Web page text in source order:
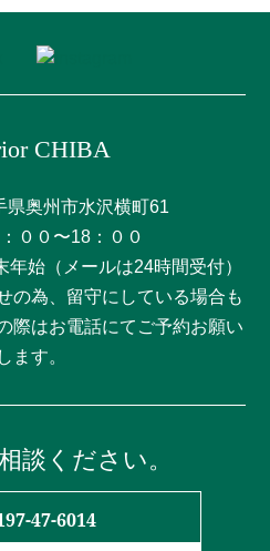
県奥州市水沢横町61
００〜18：００
始（メールは24時間受付）
の為、留守にしている場合も
際はお電話にてご予約お願い
ます。
談ください。
47-6014